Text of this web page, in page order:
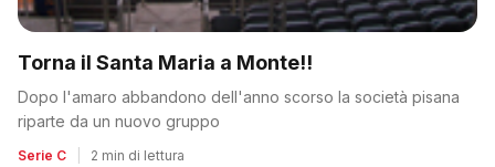
Torna il Santa Maria a Monte!!
Dopo l'amaro abbandono dell'anno scorso la società pisana
riparte da un nuovo gruppo
Serie C 2 min di lettura